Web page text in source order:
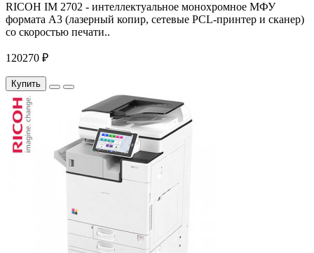
RICOH IM 2702 - интеллектуальное монохромное МФУ
формата А3 (лазерный копир, сетевые PCL-принтер и сканер)
со скоростью печати..
120270 ₽
Купить